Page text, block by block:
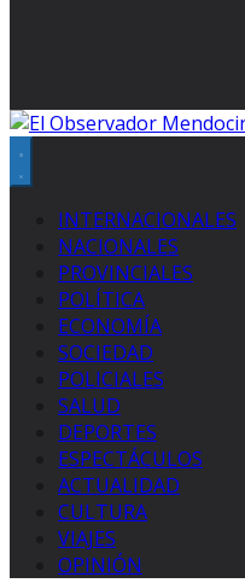
INTERNACIONALES
NACIONALES
PROVINCIALES
POLÍTICA
ECONOMÍA
SOCIEDAD
POLICIALES
SALUD
DEPORTES
ESPECTÁCULOS
ACTUALIDAD
CULTURA
VIAJES
OPINIÓN